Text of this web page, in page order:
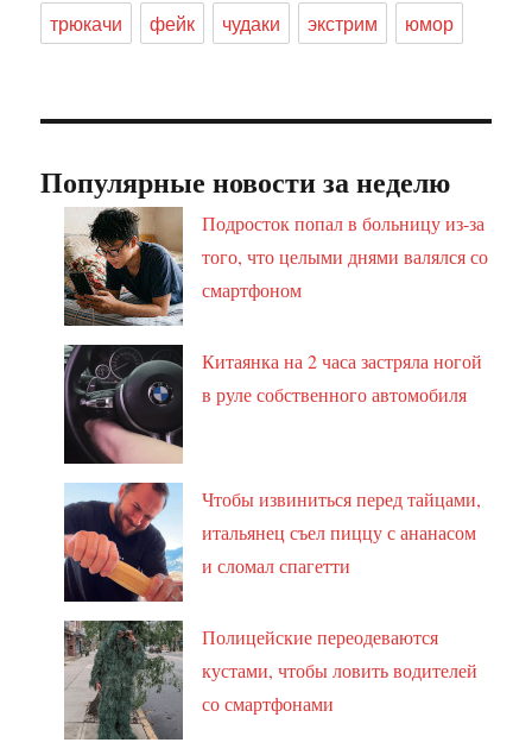
трюкачи
фейк чудаки экстрим юмор
Популярные новости за неделю
Подросток попал в больницу из-за
того, что целыми днями валялся со
смартфоном
Китаянка на 2 часа застряла ногой
в руле собственного автомобиля
Чтобы извиниться перед тайцами,
итальянец съел пиццу с ананасом
и сломал спагетти
Полицейские переодеваются
кустами, чтобы ловить водителей
со смартфонами